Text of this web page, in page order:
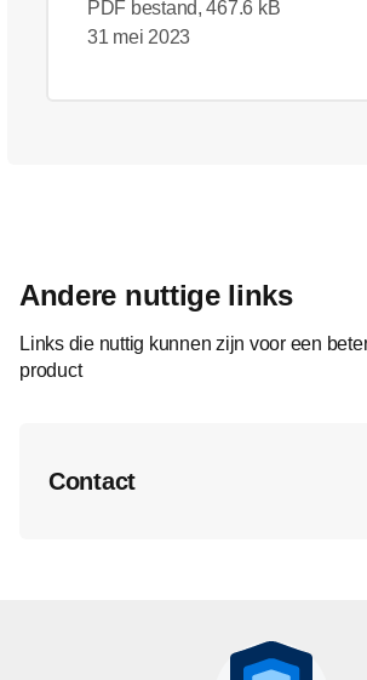
PDF bestand, 467.6 kB
31 mei 2023
Andere nuttige links
Links die nuttig kunnen zijn voor een
product
Contact